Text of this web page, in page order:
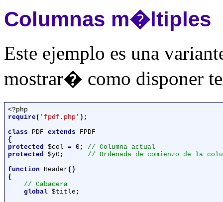
Columnas m�ltiples
Este ejemplo es una
mostrar� como disponer
require( 'fpdf.php' );
class
PDF extends
{
protected $col = 0 ;
protected $y0 ; // Ordenada de comienzo de la
function
Header ()
{
// Cabacera
global $title ;